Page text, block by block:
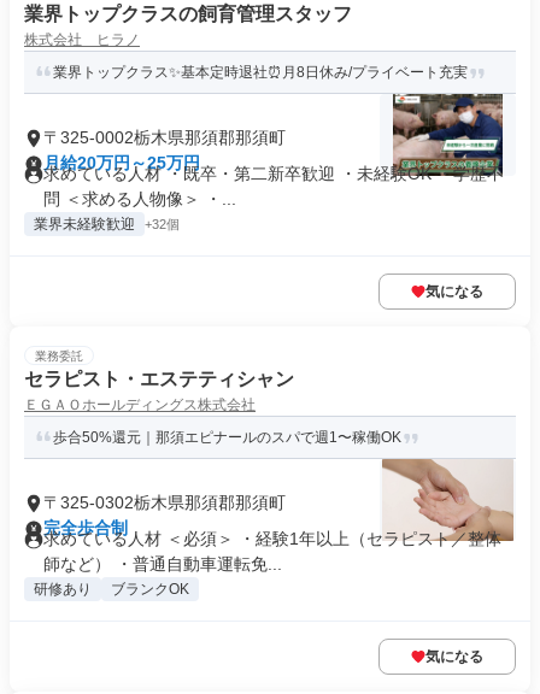
業界トップクラスの飼育管理スタッフ
株式会社 ヒラノ
業界トップクラス✨基本定時退社⏰月8日休み/プライベート充実
〒325-0002栃木県那須郡那須町
月給20万円～25万円
求めている人材 ・既卒・第二新卒歓迎 ・未経験OK ・学歴不
問 ＜求める人物像＞ ・...
業界未経験歓迎 +32個
気になる
業務委託
セラピスト・エステティシャン
ＥＧＡＯホールディングス株式会社
歩合50%還元｜那須エピナールのスパで週1〜稼働OK
〒325-0302栃木県那須郡那須町
完全歩合制
求めている人材 ＜必須＞ ・経験1年以上（セラピスト／整体
師など） ・普通自動車運転免...
研修あり ブランクOK
気になる